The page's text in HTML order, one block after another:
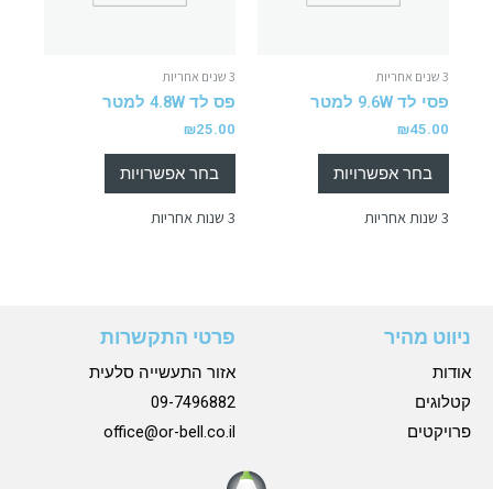
3 שנים אחריות
פסי לד 9.6W למטר
₪45.00
בחר אפשרויות
3 שנות אחריות
3 שנים אחריות
פס לד 4.8W למטר
₪25.00
בחר אפשרויות
3 שנות אחריות
ניווט מהיר
אודות
קטלוגים
פרויקטים
פרטי התקשרות
אזור התעשייה סלעית
09-7496882
office@or-bell.co.il